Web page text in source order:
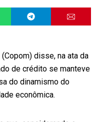
disse, na ata da
de crédito se manteve
do dinamismo do
econômica.